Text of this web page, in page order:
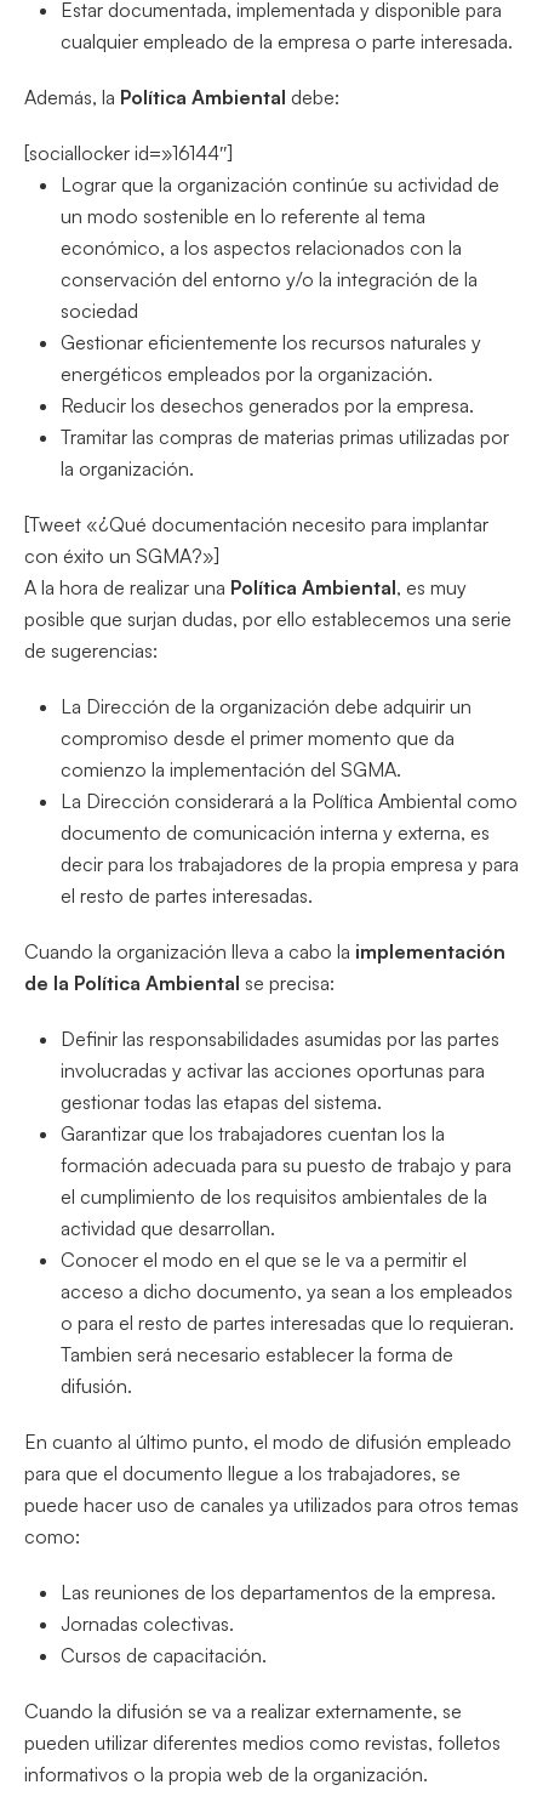
Estar documentada, implementada y disponible para
cualquier empleado de la empresa o parte interesada.
Además, la Política Ambiental debe:
[sociallocker id=»16144″]
Lograr que la organización continúe su actividad de
un modo sostenible en lo referente al tema
económico, a los aspectos relacionados con la
conservación del entorno y/o la integración de la
sociedad
Gestionar eficientemente los recursos naturales y
energéticos empleados por la organización.
Reducir los desechos generados por la empresa.
Tramitar las compras de materias primas utilizadas por
la organización.
[Tweet «¿Qué documentación necesito para implantar
con éxito un SGMA?»]
A la hora de realizar una Política Ambiental, es muy
posible que surjan dudas, por ello establecemos una serie
de sugerencias:
La Dirección de la organización debe adquirir un
compromiso desde el primer momento que da
comienzo la implementación del SGMA.
La Dirección considerará a la Política Ambiental como
documento de comunicación interna y externa, es
decir para los trabajadores de la propia empresa y para
el resto de partes interesadas.
Cuando la organización lleva a cabo la implementación
de la Política Ambiental se precisa:
Definir las responsabilidades asumidas por las partes
involucradas y activar las acciones oportunas para
gestionar todas las etapas del sistema.
Garantizar que los trabajadores cuentan los la
formación adecuada para su puesto de trabajo y para
el cumplimiento de los requisitos ambientales de la
actividad que desarrollan.
Conocer el modo en el que se le va a permitir el
acceso a dicho documento, ya sean a los empleados
o para el resto de partes interesadas que lo requieran.
Tambien será necesario establecer la forma de
difusión.
En cuanto al último punto, el modo de difusión empleado
para que el documento llegue a los trabajadores, se
puede hacer uso de canales ya utilizados para otros temas
como:
Las reuniones de los departamentos de la empresa.
Jornadas colectivas.
Cursos de capacitación.
Cuando la difusión se va a realizar externamente, se
pueden utilizar diferentes medios como revistas, folletos
informativos o la propia web de la organización.